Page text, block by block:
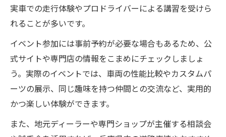
実車での走行体験やプロドライバーによる講習を受けら
れることが多いです。
イベント参加には事前予約が必要な場合もあるため、公
式サイトや専門店の情報をこまめにチェックしましょ
う。実際のイベントでは、車両の性能比較やカスタムパ
ーツの展示、同じ趣味を持つ仲間との交流など、実用的
かつ楽しい体験ができます。
また、地元ディーラーや専門ショップが主催する相談会